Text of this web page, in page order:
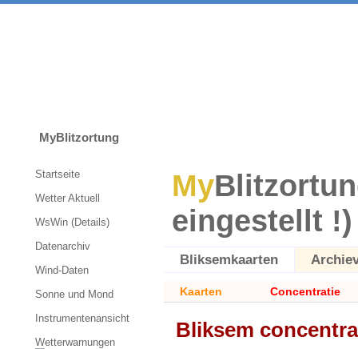
MyBlitzortung
My
eingestellt !)
Bliksemkaarten
Kaarten Concentratie
Bliksem
Startseite
Wetter Aktuell
WsWin (Details)
Datenarchiv
Wind-Daten
Sonne und Mond
Instrumentenansicht
Wetterwarnungen